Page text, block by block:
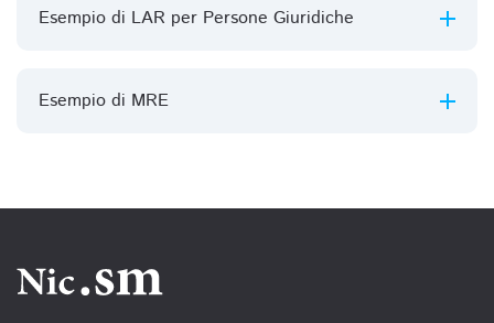
Esempio di LAR per Persone Giuridiche
Esempio di MRE